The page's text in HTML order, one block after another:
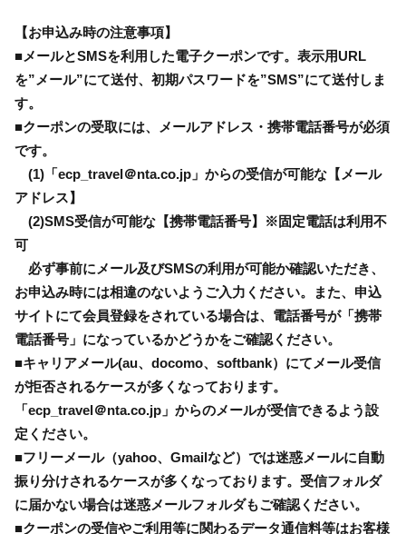
【お申込み時の注意事項】
■メールとSMSを利用した電子クーポンです。表示用URL
を”メール”にて送付、初期パスワードを”SMS”にて送付しま
す。
■クーポンの受取には、メールアドレス・携帯電話番号が必須
です。
(1)「ecp_travel＠nta.co.jp」からの受信が可能な【メール
アドレス】
(2)SMS受信が可能な【携帯電話番号】※固定電話は利用不
可
必ず事前にメール及びSMSの利用が可能か確認いただき、
お申込み時には相違のないようご入力ください。また、申込
サイトにて会員登録をされている場合は、電話番号が「携帯
電話番号」になっているかどうかをご確認ください。
■キャリアメール(au、docomo、softbank）にてメール受信
が拒否されるケースが多くなっております。
「ecp_travel＠nta.co.jp」からのメールが受信できるよう設
定ください。
■フリーメール（yahoo、Gmailなど）では迷惑メールに自動
振り分けされるケースが多くなっております。受信フォルダ
に届かない場合は迷惑メールフォルダもご確認ください。
■クーポンの受信やご利用等に関わるデータ通信料等はお客様